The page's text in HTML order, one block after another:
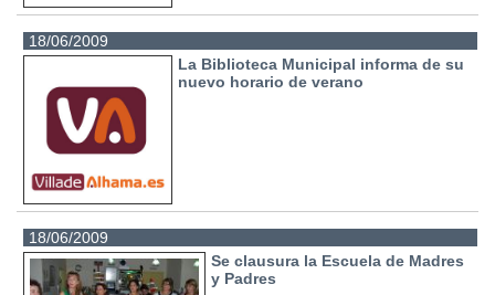
18/06/2009
La Biblioteca Municipal informa de su
nuevo horario de verano
18/06/2009
Se clausura la Escuela de Madres
y Padres